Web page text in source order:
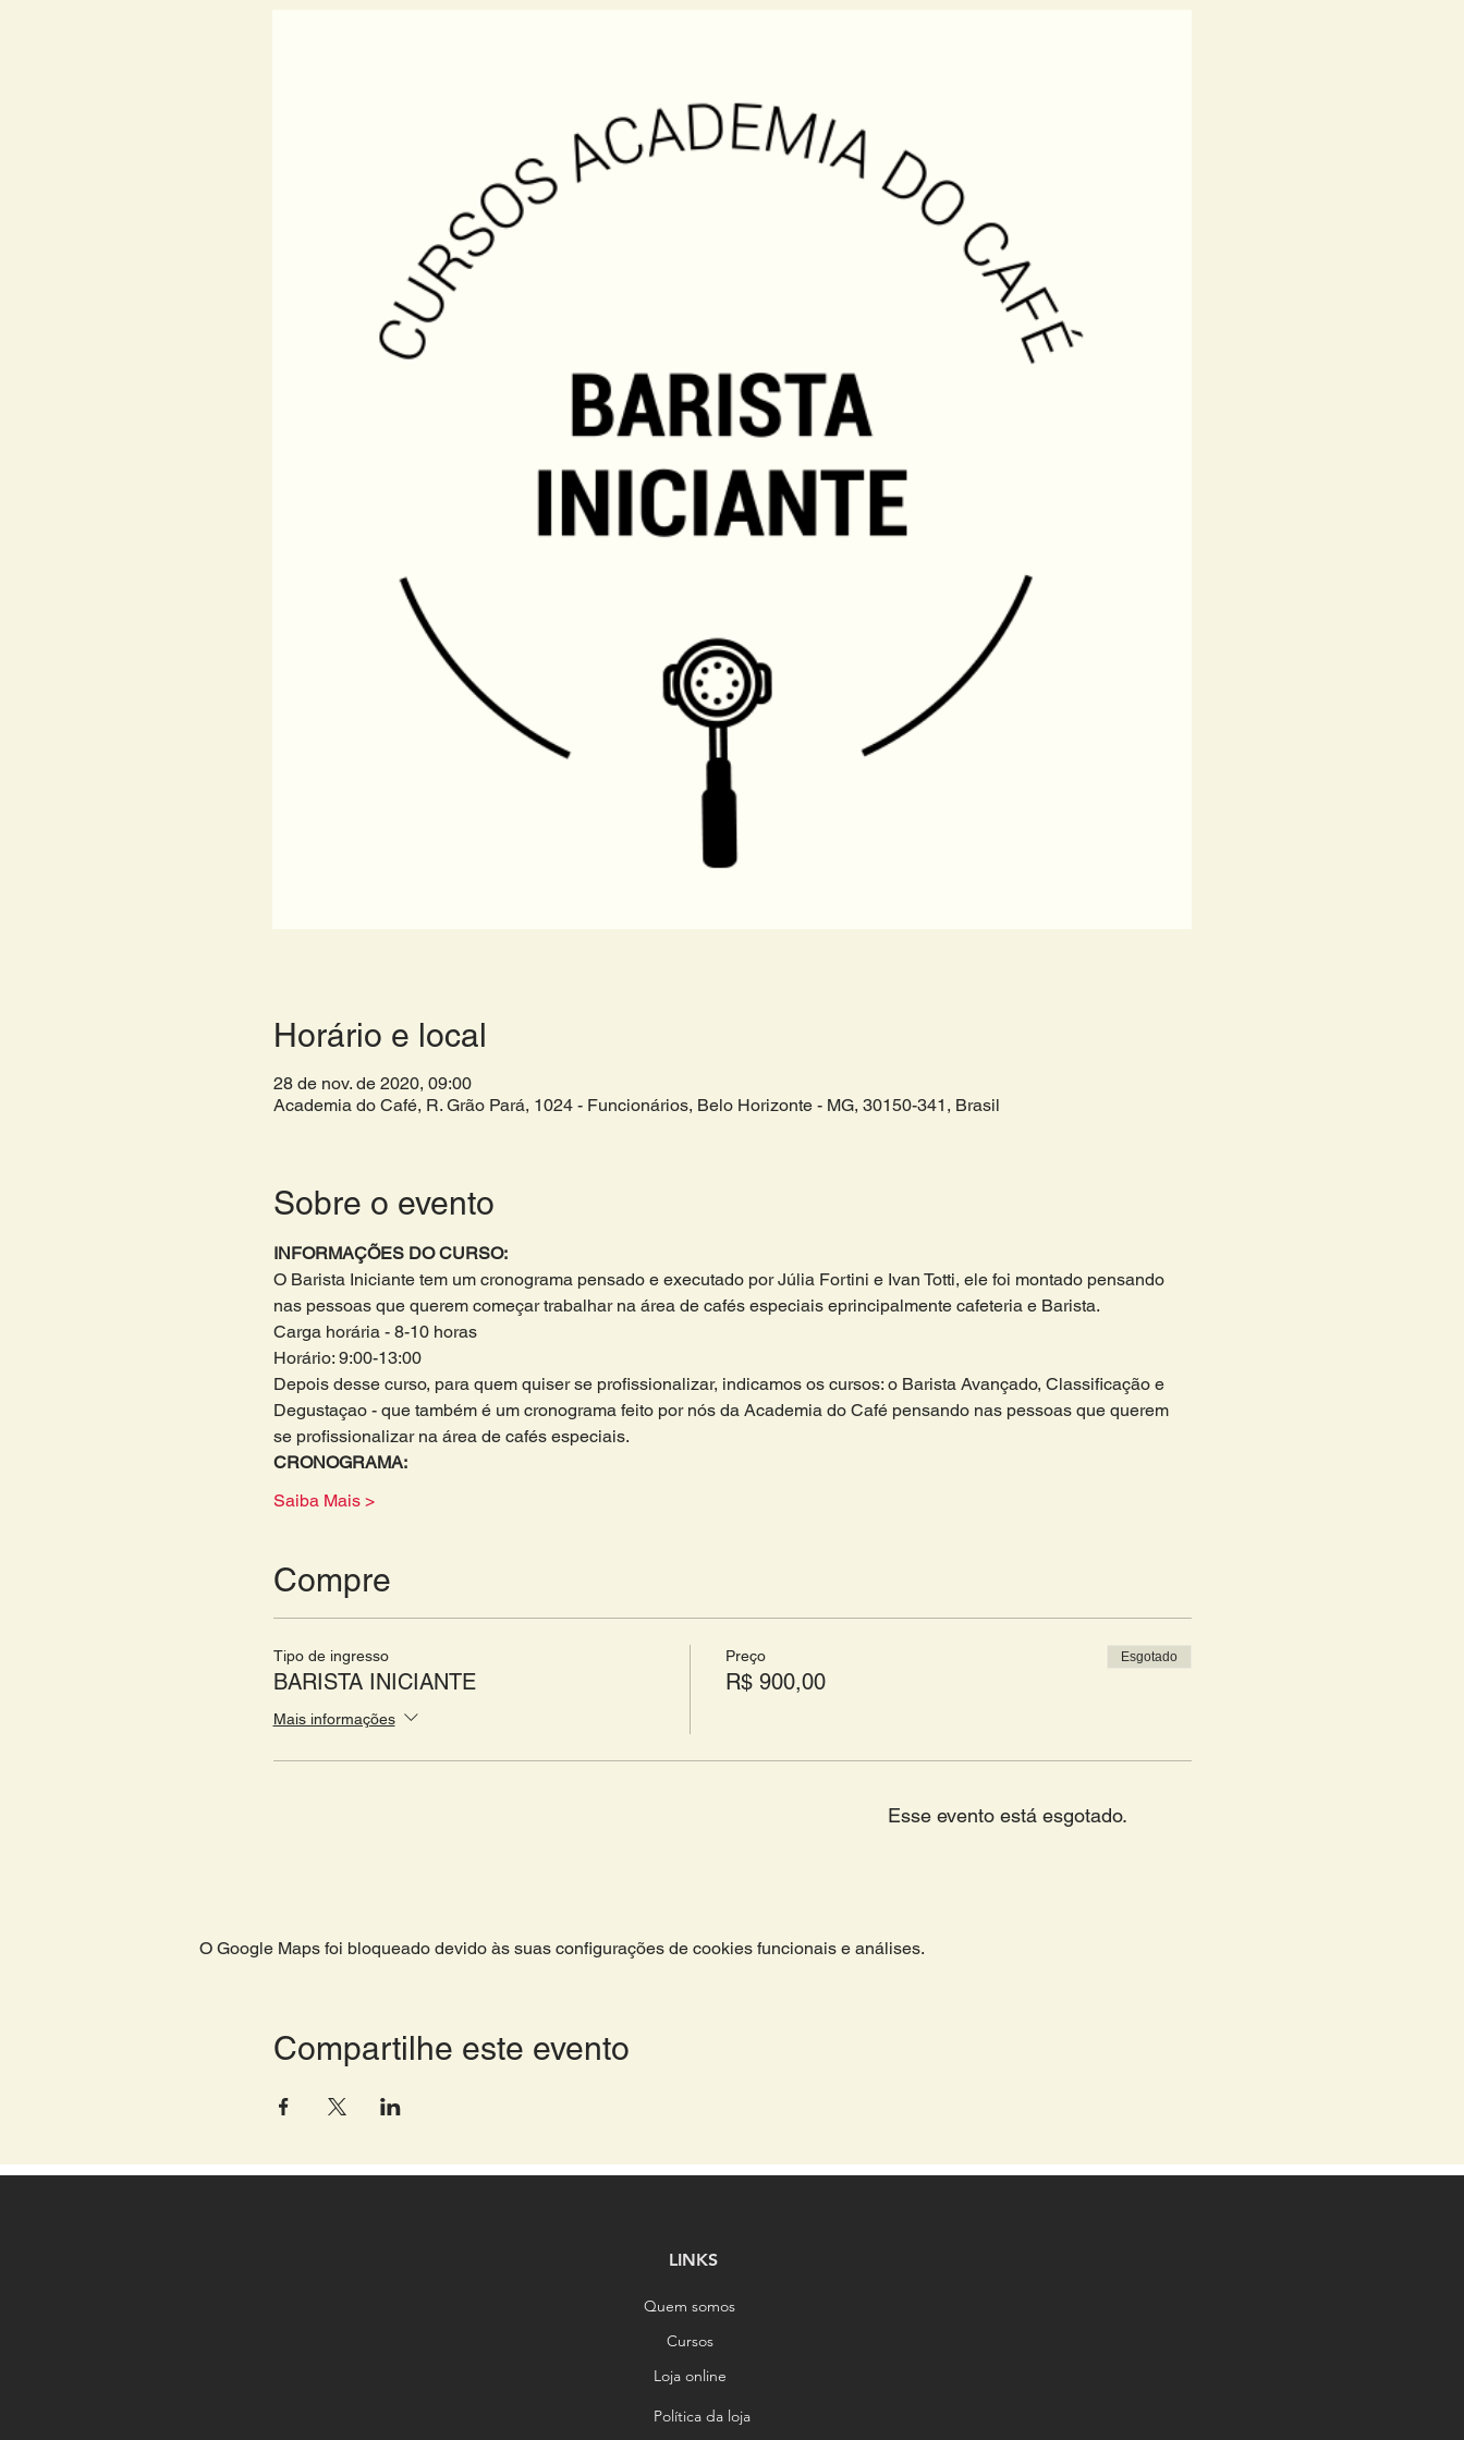
Horário e local
28 de nov. de 2020, 09:00
Academia do Café, R. Grão Pará, 1024 - Funcionários, Belo Horizonte - MG, 30150-341, Brasil
Sobre o evento
INFORMAÇÕES DO CURSO:
O Barista Iniciante tem um cronograma pensado e executado por Júlia Fortini e Ivan Totti, ele foi montado pensando
nas pessoas que querem começar trabalhar na área de cafés especiais eprincipalmente cafeteria e Barista.
Carga horária - 8-10 horas
Horário: 9:00-13:00
Depois desse curso, para quem quiser se profissionalizar, indicamos os cursos: o Barista Avançado, Classificação e
Degustaçao - que também é um cronograma feito por nós da Academia do Café pensando nas pessoas que querem
se profissionalizar na área de cafés especiais.
CRONOGRAMA:
Saiba Mais >
Compre
Tipo de ingresso
BARISTA INICIANTE
Mais informações
Preço
R$ 900,00
Esgotado
Esse evento está esgotado.
O Google Maps foi bloqueado devido às suas configurações de cookies funcionais e análises.
Compartilhe este evento
LINKS
Quem somos
Cursos
Loja online
Política da loja